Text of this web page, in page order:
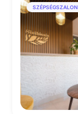
SZÉPSÉGSZALON